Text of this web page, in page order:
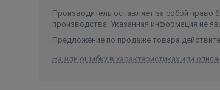
Применение только полностью
гидроударам и с химически
Повышенная мощность, технология
Производитель оставляет за собой право
производства. Указанная информация не
Предложение по продаже товара
Нашли ошибку в характеристиках или